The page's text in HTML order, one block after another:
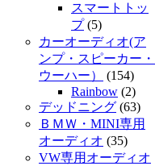
スマートトッ
プ(5)
カーオーディオ(ア
ンプ・スピーカー・
ウーハー）
(154)
Rainbow (2)
デッドニング (63)
ＢＭＷ・MINI専用
オーディオ (35)
VW専用オーディオ